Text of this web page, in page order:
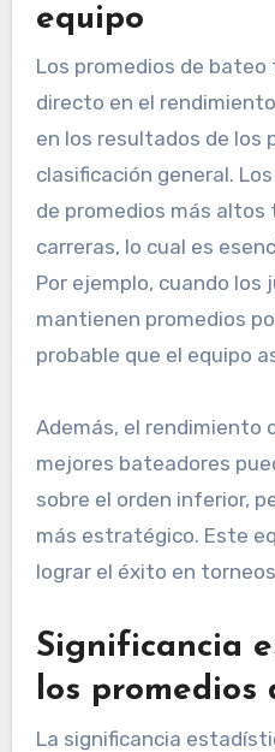
equipo
Los promedios de
directo en el
en los resultados de los
clasificación general.
de promedios más
carreras, lo cual es
Por ejemplo, cuando los
mantienen promedios
probable que el equipo
Además, el rendimiento
mejores bateadores
sobre el orden inferior,
más estratégico. Este
lograr el éxito en
Significancia
los promedios
La significancia